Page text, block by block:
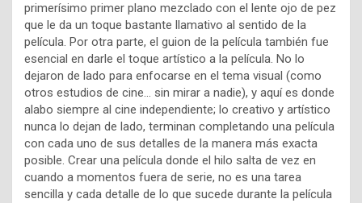
primerísimo primer plano mezclado con el lente ojo de pez
que le da un toque bastante llamativo al sentido de la
película. Por otra parte, el guion de la película también fue
esencial en darle el toque artístico a la película. No lo
dejaron de lado para enfocarse en el tema visual (como
otros estudios de cine… sin mirar a nadie), y aquí es donde
alabo siempre al cine independiente; lo creativo y artístico
nunca lo dejan de lado, terminan completando una película
con cada uno de sus detalles de la manera más exacta
posible. Crear una película donde el hilo salta de vez en
cuando a momentos fuera de serie, no es una tarea
sencilla y cada detalle de lo que sucede durante la película